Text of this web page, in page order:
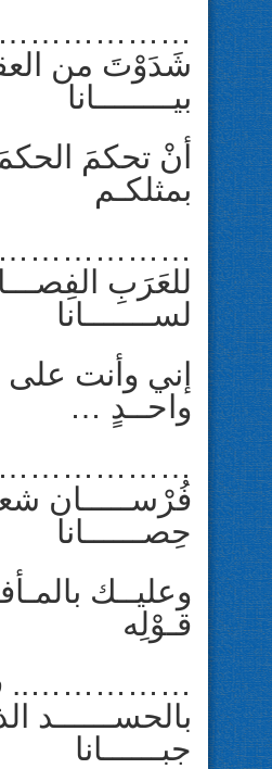
………………
شَدَوْتَ من
بيــــــــانا
أنْ تحكمَ الحكمَ
بمثلكـم
…………………
للعَرَبِ
لســـــــانا
إني وأنت
واحــدٍ …
فُرْســـــان
حِصــــــانا
وعليــك
قـوْلِه
……………..
بالحســــــد
جبــــــانا